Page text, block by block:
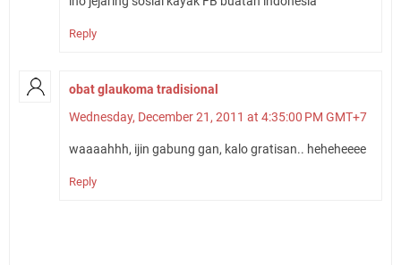
Reply
obat glaukoma tradisional
Wednesday, December 21, 2011 at 4:35:00 PM GMT+7
waaaahhh, ijin gabung gan, kalo gratisan.. heheheeee
Reply